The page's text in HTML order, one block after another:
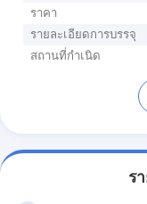
ราคา
รายละเอียดการบรรจุ
สถานที่กำเนิด
ร